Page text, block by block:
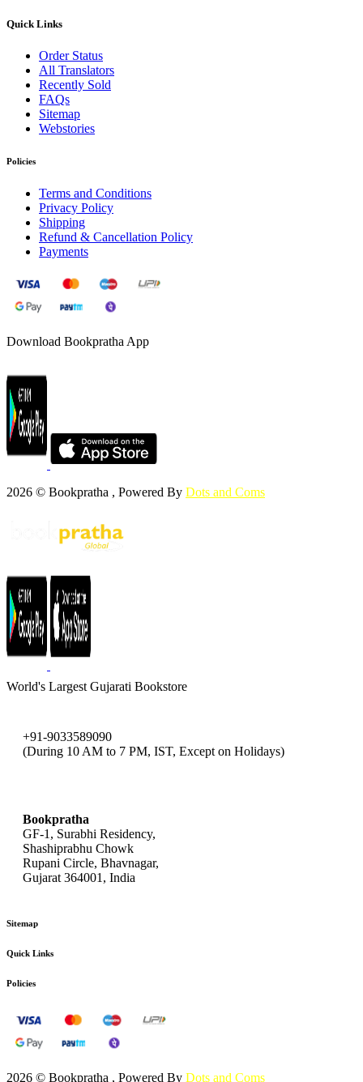
Quick Links
Order Status
All Translators
Recently Sold
FAQs
Sitemap
Webstories
Policies
Terms and Conditions
Privacy Policy
Shipping
Refund & Cancellation Policy
Payments
Download Bookpratha App
2026 © Bookpratha , Powered By Dots and Coms
World's Largest Gujarati Bookstore
+91-9033589090
(During 10 AM to 7 PM, IST, Except on Holidays)
Bookpratha
GF-1, Surabhi Residency,
Shashiprabhu Chowk
Rupani Circle, Bhavnagar,
Gujarat 364001, India
Sitemap
Quick Links
Policies
2026 © Bookpratha , Powered By Dots and Coms